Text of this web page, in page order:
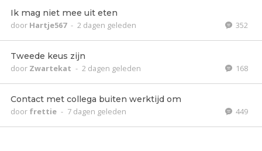
Ik mag niet mee uit eten
door Hartje567 - 2 dagen geleden 352
Tweede keus zijn
door Zwartekat - 2 dagen geleden 168
Contact met collega buiten werktijd om
door frettie - 7 dagen geleden 449